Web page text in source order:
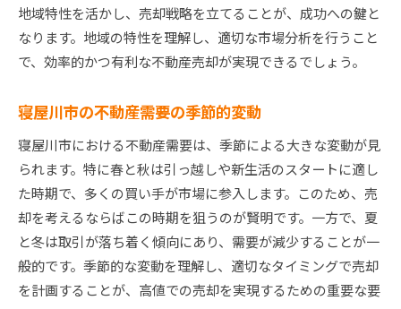
不動産投資家の動向を把握する
将来予測とその売却への応用
寝屋川市の不動産売却で知っておくべき法律と手続
売買契約の基本と注意点
不動産登記の手続きと必要書類
税金に関する基礎知識と対策
不動産取引におけるトラブル事例と防止策
専門家の助言を得る方法
法律の変更が売却に与える影響
地域特性を活かし、売却戦略を立てることが、成功への鍵と
なります。地域の特性を理解し、適切な市場分析を行うこと
で、効率的かつ有利な不動産売却が実現できるでしょう。
寝屋川市の不動産需要の季節的変動
寝屋川市における不動産需要は、季節による大きな変動が見
られます。特に春と秋は引っ越しや新生活のスタートに適し
た時期で、多くの買い手が市場に参入します。このため、売
却を考えるならばこの時期を狙うのが賢明です。一方で、夏
と冬は取引が落ち着く傾向にあり、需要が減少することが一
般的です。季節的な変動を理解し、適切なタイミングで売却
を計画することが、高値での売却を実現するための重要な要